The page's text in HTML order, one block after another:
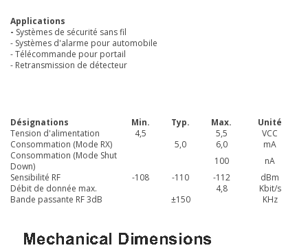
Applications
- Systèmes de sécurité sans fil
- Systèmes d'alarme pour automobile
- Télécommande pour portail
- Retransmission de détecteur
Désignations Min. Typ. Max.
Unité
Tension d'alimentation
4,5 5,5
VCC
Consommation (Mode RX)
5,0 6,0
mA
Consommation (Mode Shut
Down)
100
nA
Sensibilité RF
-108 -110 -112
dBm
Débit de donnée max.
4,8
Kbit/s
Bande passante RF 3dB
±150 KHz